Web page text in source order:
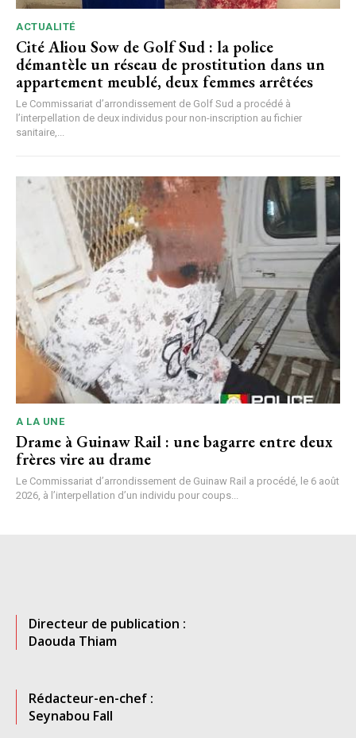
ACTUALITÉ
Cité Aliou Sow de Golf Sud : la police
démantèle un réseau de prostitution dans un
appartement meublé, deux femmes arrêtées
Le Commissariat d’arrondissement de Golf Sud a procédé à
l’interpellation de deux individus pour non-inscription au fichier
sanitaire,...
A LA UNE
Drame à Guinaw Rail : une bagarre entre deux
frères vire au drame
Le Commissariat d’arrondissement de Guinaw Rail a procédé, le 6 août
2026, à l’interpellation d’un individu pour coups...
Directeur de publication :
Daouda Thiam
Rédacteur-en-chef :
Seynabou Fall